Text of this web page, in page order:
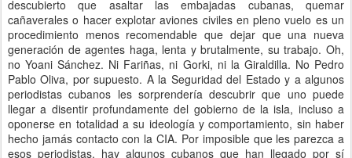
descubierto que asaltar las embajadas cubanas, quemar
cañaverales o hacer explotar aviones civiles en pleno vuelo es un
procedimiento menos recomendable que dejar que una nueva
generación de agentes haga, lenta y brutalmente, su trabajo. Oh,
no Yoani Sánchez. Ni Fariñas, ni Gorki, ni la Giraldilla. No Pedro
Pablo Oliva, por supuesto. A la Seguridad del Estado y a algunos
periodistas cubanos les sorprendería descubrir que uno puede
llegar a disentir profundamente del gobierno de la isla, incluso a
oponerse en totalidad a su ideología y comportamiento, sin haber
hecho jamás contacto con la CIA. Por imposible que les parezca a
esos periodistas, hay algunos cubanos que han llegado por sí